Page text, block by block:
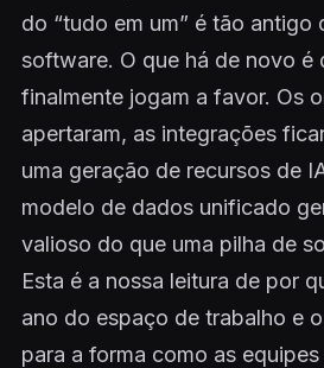
do “tudo em um” é tão antigo
software. O que há de novo é
finalmente jogam a favor. Os
apertaram, as integrações
uma geração de recursos de
modelo de dados unificado
valioso do que uma pilha de
Esta é a nossa leitura de por
ano do espaço de trabalho e
para a forma como as